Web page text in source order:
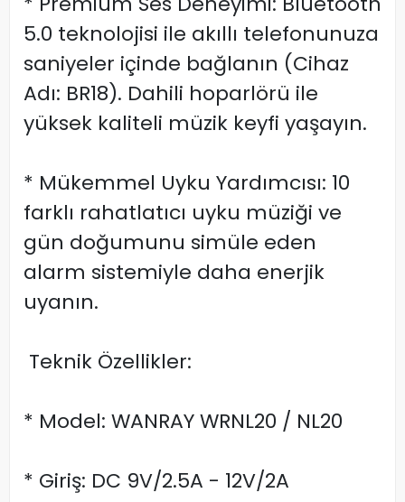
5.0 teknolojisi ile akıllı telefonunuza
saniyeler içinde bağlanın (Cihaz
Adı: BR18). Dahili hoparlörü ile
yüksek kaliteli müzik keyfi yaşayın.
* Mükemmel Uyku Yardımcısı: 10
farklı rahatlatıcı uyku müziği ve
gün doğumunu simüle eden
alarm sistemiyle daha enerjik
uyanın.
Teknik Özellikler:
* Model: WANRAY WRNL20 / NL20
* Giriş: DC 9V/2.5A - 12V/2A